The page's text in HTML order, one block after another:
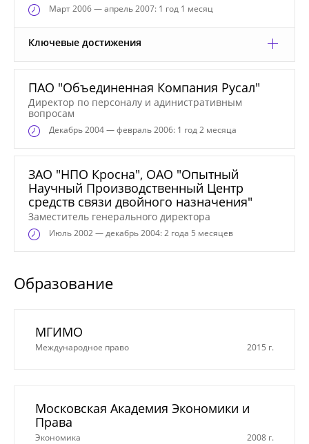
Март2006 — апрель 2007: 1 год 1 месяц
Ключевые достижения
ПАО "Объединенная Компания Русал"
Директор по персоналу и адинистративным
вопросам
Декабрь2004 — февраль 2006: 1 год 2 месяца
ЗАО "НПО Кросна", ОАО "Опытный
Научный Производственный Центр
средств связи двойного назначения"
Заместитель генерального директора
Июль2002 — декабрь 2004: 2 года 5 месяцев
Образование
МГИМО
Международное право 2015 г.
Московская Академия Экономики и
Права
Экономика 2008 г.